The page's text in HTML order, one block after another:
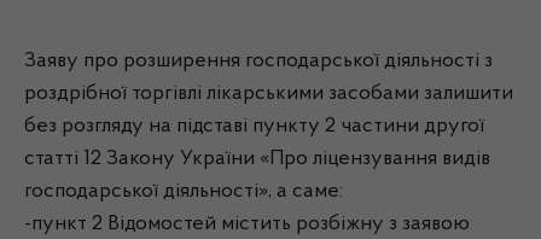
Заяву про розширення господарської діяльності з
роздрібної торгівлі лікарськими засобами залишити
без розгляду на підставі пункту 2 частини другої
статті 12 Закону України «Про ліцензування видів
господарської діяльності», а саме:
-пункт 2 Відомостей містить розбіжну з заявою